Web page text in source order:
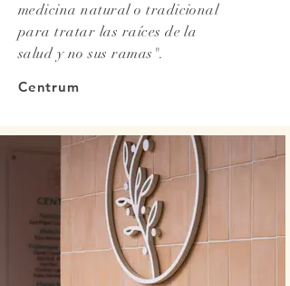
medicina natural o tradicional
para tratar las raíces de la
salud y no sus ramas".
Centrum